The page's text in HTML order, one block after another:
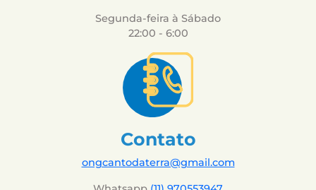
Segunda-feira à Sábado
22:00 - 6:00
Contato
ongcantodaterra@gmail.com